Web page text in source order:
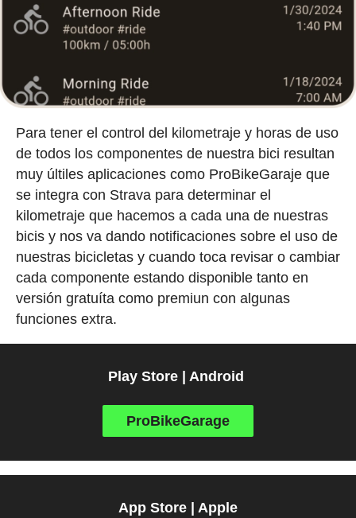
Para tener el control del kilometraje y horas de uso
de todos los componentes de nuestra bici resultan
muy últiles aplicaciones como ProBikeGaraje que
se integra con Strava para determinar el
kilometraje que hacemos a cada una de nuestras
bicis y nos va dando notificaciones sobre el uso de
nuestras bicicletas y cuando toca revisar o cambiar
cada componente estando disponible tanto en
versión gratuíta como premiun con algunas
funciones extra.
Play Store | Android
ProBikeGarage
App Store | Apple